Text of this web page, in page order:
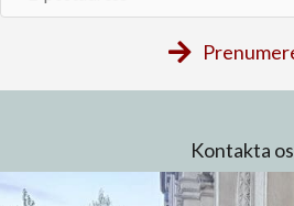
postadress
Kontakta